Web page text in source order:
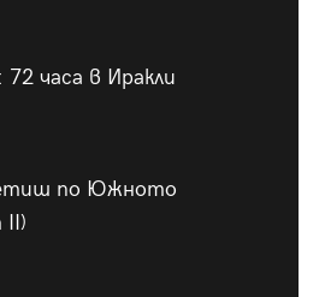
часа в Иракли
по Южното
II)